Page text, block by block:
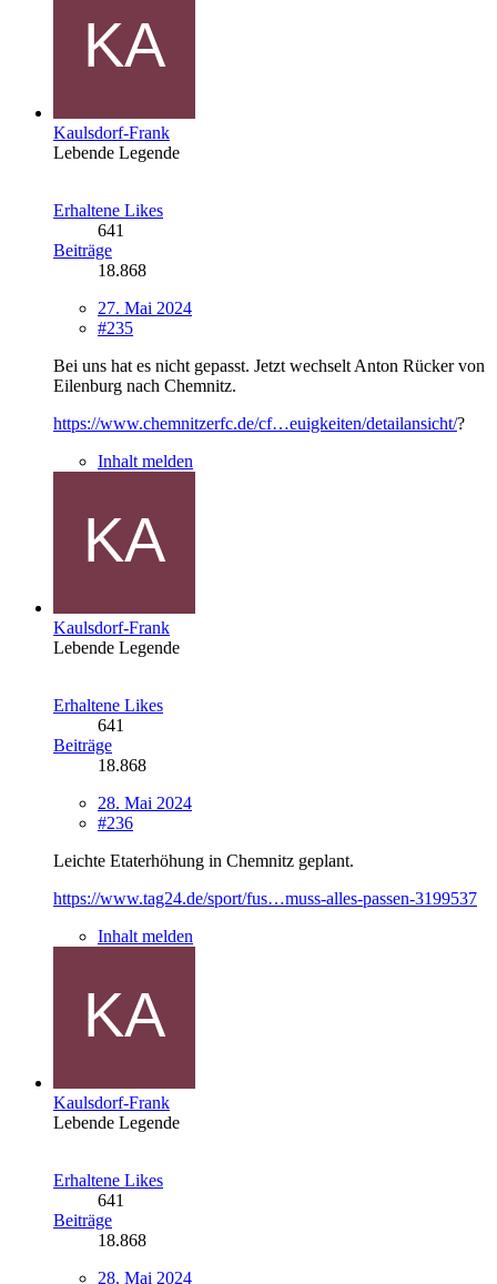
Kaulsdorf-Frank
Lebende Legende
Erhaltene Likes
641
Beiträge
18.868
27. Mai 2024
#235
Bei uns hat es nicht gepasst. Jetzt wechselt Anton Rücker von
Eilenburg nach Chemnitz.
https://www.chemnitzerfc.de/cf…euigkeiten/detailansicht/?
Inhalt melden
Kaulsdorf-Frank
Lebende Legende
Erhaltene Likes
641
Beiträge
18.868
28. Mai 2024
#236
Leichte Etaterhöhung in Chemnitz geplant.
https://www.tag24.de/sport/fus…muss-alles-passen-3199537
Inhalt melden
Kaulsdorf-Frank
Lebende Legende
Erhaltene Likes
641
Beiträge
18.868
28. Mai 2024